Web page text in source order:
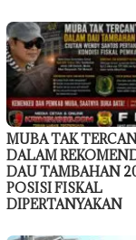
MUBA TAK
DALAM
DAU TAMBAHAN
POSISI FISKAL
DIPERTANYAKAN